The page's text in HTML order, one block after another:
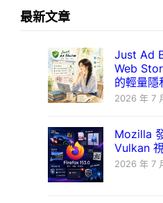
最新文章
Just Ad
Web
的輕量隱
2026 年 7
Mozilla
Vulkan
2026 年 7